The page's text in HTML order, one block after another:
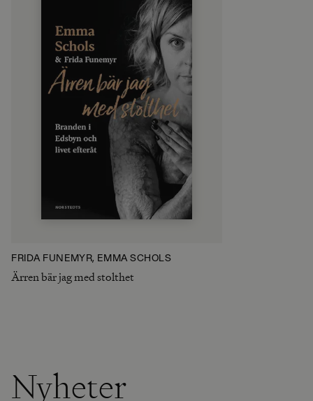
FRIDA FUNEMYR, EMMA SCHOLS
Ärren bär jag med stolthet
Nyheter